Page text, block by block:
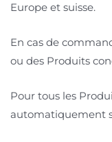
Europe et suisse.
En cas de
ou des Produits
Pour tous les
automatiquement